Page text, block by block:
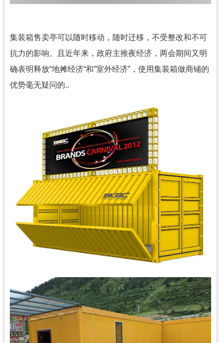
集装箱售卖亭可以随时移动，随时迁移，不受整改和不可
抗力的影响。且近年来，政府主推夜经济，两会期间又明
确表明释放“地摊经济“和”室外经济”，使用集装箱做商铺的
优势毫无疑问的..